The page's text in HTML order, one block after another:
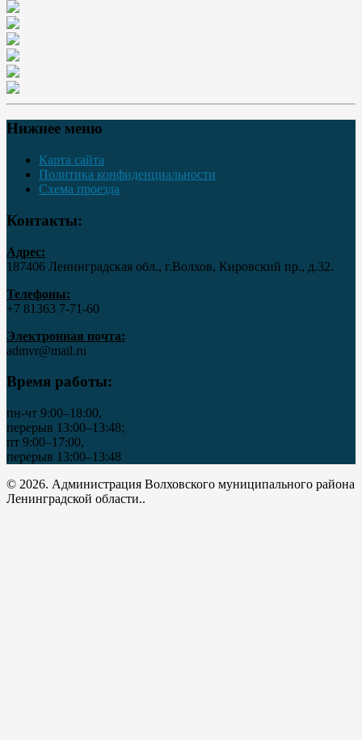
Нижнее меню
Карта сайта
Политика конфиденциальности
Схема проезда
Контакты:
Адрес:
187406 Ленинградская обл., г.Волхов, Кировский пр., д.32.
Телефоны:
+7 81363 7‑71-60
Электронная почта:
admvr@mail.ru
Время работы:
пн-чт 9:00–18:00,
перерыв 13:00–13:48;
пт 9:00–17:00,
перерыв 13:00–13:48
© 2026. Администрация Волховского муниципального района
Ленинградской области..